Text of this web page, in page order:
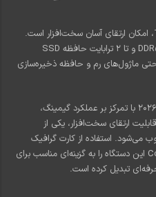
یکی دیگر از مزیت‌های TUF Gaming 16، امکان ارتقای آسان سخت‌افزار است.
این لپ‌تاپ از حداکثر 64 گیگابایت رم DDR5 و تا 2 ترابایت حافظه SSD
ماژول‌های رم و حافظه ذخیره‌سازی
لپ‌تاپ ASUS TUF Gaming 16 مدل 2026 با تمرکز بر عملکرد گیمینگ،
ارتقای سخت‌افزار، یکی از
می‌شود. استفاده از کارت گرافیک
RTX 5070 و پردازنده Core i7-14650HX این دستگاه را به گزینه‌ای مناسب برای
تبدیل کرده است.